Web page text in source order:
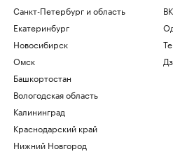
вице-
Санкт-Петербург и область
Екатеринбург
Новосибирск
Омск
Башкортостан
Вологодская область
Калининград
Краснодарский край
Нижний Новгород